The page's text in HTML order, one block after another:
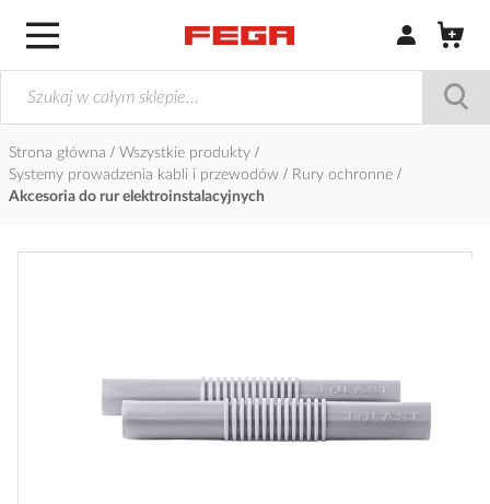
Zaloguj się /
Strona główna
Wszystkie produkty
Systemy prowadzenia kabli i przewodów
Rury ochronne
Akcesoria do rur elektroinstalacyjnych